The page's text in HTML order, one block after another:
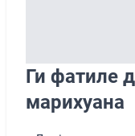
Ги фатиле
марихуана